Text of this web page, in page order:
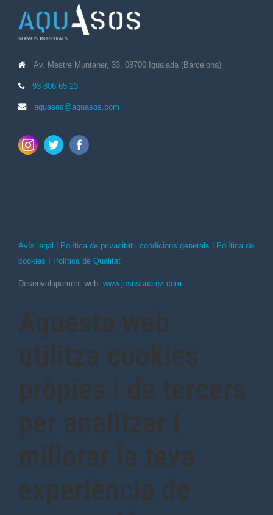
Av. Mestre Muntaner, 33. 08700 Igualada (Barcelona)
93 806 65 23
aquasos@aquasos.com
Avís legal Política de privacitat i condicions generals
Política de
cookies
Política de Qualitat
Desenvolupament web: www.jesussuarez.com
Aquesta web
utilitza cookies
pròpies i de tercers
per analitzar i
millorar la teva
experiència de